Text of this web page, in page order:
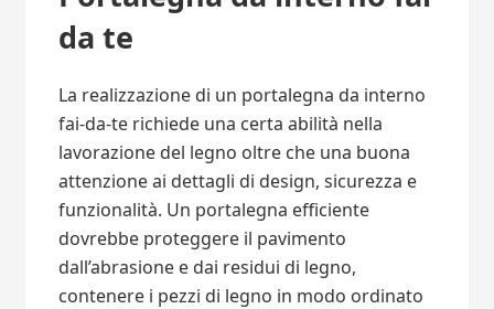
da te
La realizzazione di un portalegna da interno
fai-da-te richiede una certa abilità nella
lavorazione del legno oltre che una buona
attenzione ai dettagli di design, sicurezza e
funzionalità. Un portalegna efficiente
dovrebbe proteggere il pavimento
dall’abrasione e dai residui di legno,
contenere i pezzi di legno in modo ordinato